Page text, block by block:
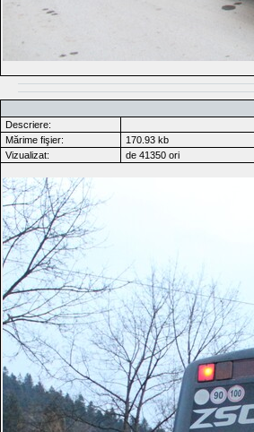
Descriere:
Mărime fişier:
170.93 kb
Vizualizat:
de 41350 ori